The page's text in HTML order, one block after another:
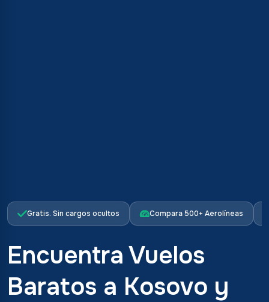
Gratis. Sin cargos ocultos Compara 500+ Aerolíneas
Encuentra Vuelos
Baratos a Kosovo y